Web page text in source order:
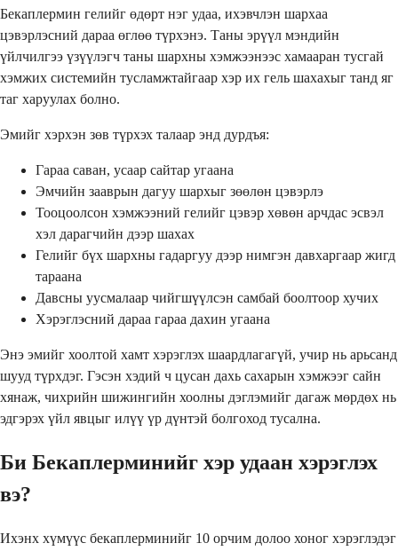
Бекаплермин гелийг өдөрт нэг удаа, ихэвчлэн шархаа
цэвэрлэсний дараа өглөө түрхэнэ. Таны эрүүл мэндийн
үйлчилгээ үзүүлэгч таны шархны хэмжээнээс хамааран тусгай
хэмжих системийн тусламжтайгаар хэр их гель шахахыг танд яг
таг харуулах болно.
Эмийг хэрхэн зөв түрхэх талаар энд дурдъя:
Гараа саван, усаар сайтар угаана
Эмчийн зааврын дагуу шархыг зөөлөн цэвэрлэ
Тооцоолсон хэмжээний гелийг цэвэр хөвөн арчдас эсвэл
хэл дарагчийн дээр шахах
Гелийг бүх шархны гадаргуу дээр нимгэн давхаргаар жигд
тараана
Давсны уусмалаар чийгшүүлсэн самбай боолтоор хучих
Хэрэглэсний дараа гараа дахин угаана
Энэ эмийг хоолтой хамт хэрэглэх шаардлагагүй, учир нь арьсанд
шууд түрхдэг. Гэсэн хэдий ч цусан дахь сахарын хэмжээг сайн
хянаж, чихрийн шижингийн хоолны дэглэмийг дагаж мөрдөх нь
эдгэрэх үйл явцыг илүү үр дүнтэй болгоход тусална.
Би Бекаплерминийг хэр удаан хэрэглэх
вэ?
Ихэнх хүмүүс бекаплерминийг 10 орчим долоо хоног хэрэглэдэг